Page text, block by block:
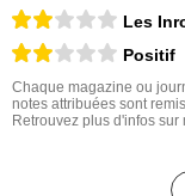
Les
Positif
Chaque magazine ou
notes attribuées sont
Retrouvez plus d'infos sur